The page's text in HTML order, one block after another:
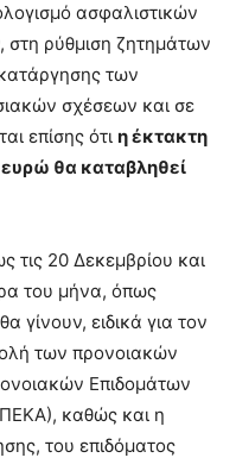
ασφαλιστικών
στη ρύθμιση ζητημάτων
των
σχέσεων και σε
επίσης ότι η έκτακτη
θα καταβληθεί
τις 20 Δεκεμβρίου και
του μήνα, όπως
γίνουν, ειδικά για τον
των προνοιακών
Επιδομάτων
καθώς και η
του επιδόματος